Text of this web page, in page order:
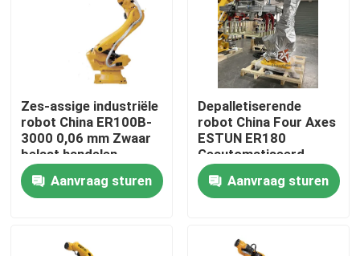
Thuis
Zes-assige industriële
robot China ER100B-
3000 0,06 mm Zwaar
belast handelen
Aanvraag sturen
Depalletiserende
robot China Four Axes
ESTUN ER180
Geautomatiseerd
Aanvraag sturen